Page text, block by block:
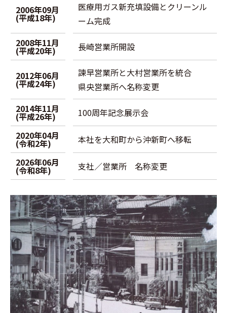
2006年09月
(平成18年)
医療用ガス新充填設備とクリーンル
ーム完成
2008年11月
(平成20年) 長崎営業所開設
2012年06月
(平成24年)
諫早営業所と大村営業所を統合
県央営業所へ名称変更
2014年11月
(平成26年)
100周年記念展示会
2020年04月
(令和2年)
本社を大和町から沖新町へ移転
2026年06月
(令和8年) 支社／営業所 名称変更